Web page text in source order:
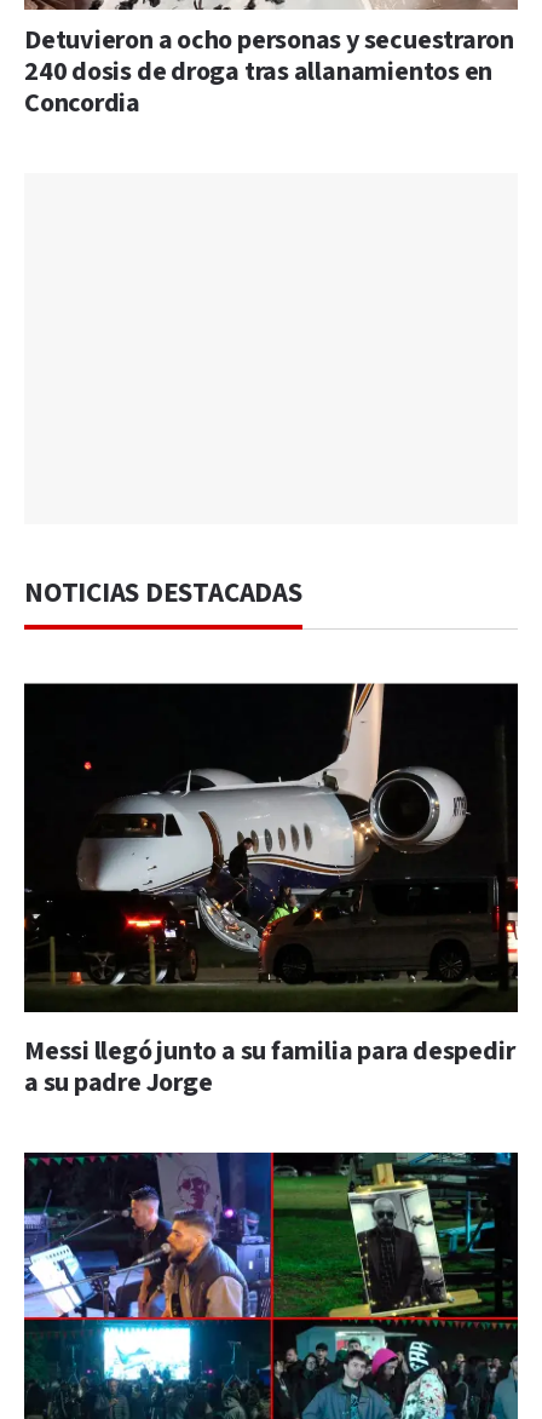
Detuvieron a ocho personas y secuestraron
240 dosis de droga tras allanamientos en
Concordia
NOTICIAS DESTACADAS
Messi llegó junto a su familia para despedir
a su padre Jorge